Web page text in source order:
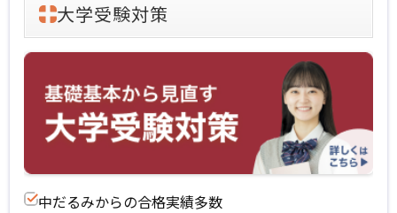
大学受験対策
中だるみからの合格実績多数